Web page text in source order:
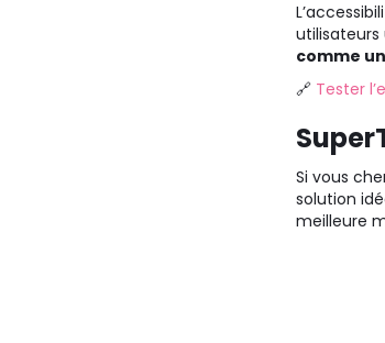
utilisateurs
comme
🔗Tester
Si vous
solution
meilleure